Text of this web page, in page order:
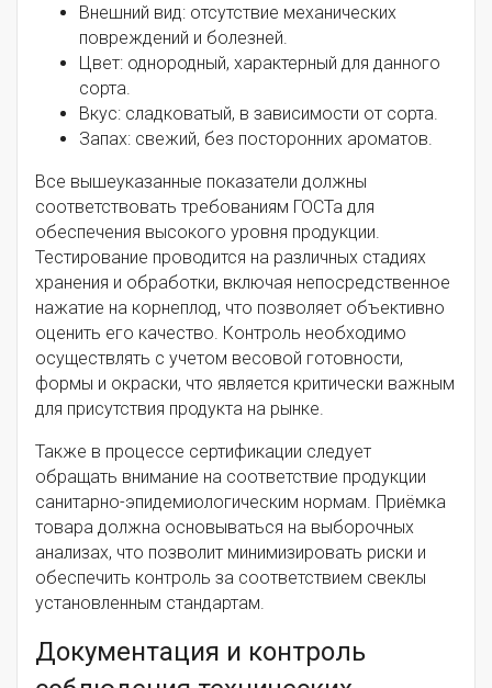
Внешний вид: отсутствие механических
повреждений и болезней.
Цвет: однородный, характерный для данного
сорта.
Вкус: сладковатый, в зависимости от сорта.
Запах: свежий, без посторонних ароматов.
Все вышеуказанные показатели должны
соответствовать требованиям ГОСТа для
обеспечения высокого уровня продукции.
Тестирование проводится на различных стадиях
хранения и обработки, включая непосредственное
нажатие на корнеплод, что позволяет объективно
оценить его качество. Контроль необходимо
осуществлять с учетом весовой готовности,
формы и окраски, что является критически важным
для присутствия продукта на рынке.
Также в процессе сертификации следует
обращать внимание на соответствие продукции
санитарно-эпидемиологическим нормам. Приёмка
товара должна основываться на выборочных
анализах, что позволит минимизировать риски и
обеспечить контроль за соответствием свеклы
установленным стандартам.
Документация и контроль